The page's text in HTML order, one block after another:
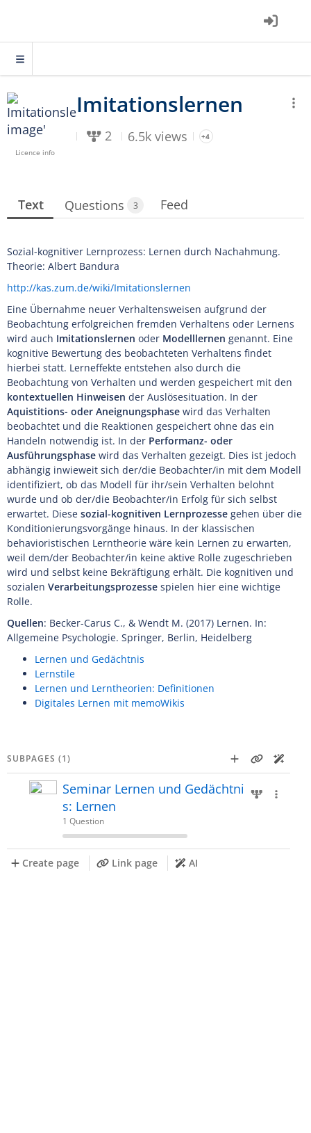
Licence info
2 6.5k views +4
Text Questions 3 Feed
Sozial-kognitiver Lernprozess: Lernen durch Nachahmung.
Theorie: Albert Bandura
http://kas.zum.de/wiki/Imitationslernen
Eine Übernahme neuer Verhaltensweisen aufgrund der
Beobachtung erfolgreichen fremden Verhaltens oder Lernens
wird auch Imitationslernen oder Modelllernen genannt. Eine
kognitive Bewertung des beobachteten Verhaltens findet
hierbei statt. Lerneffekte entstehen also durch die
Beobachtung von Verhalten und werden gespeichert mit den
kontextuellen Hinweisen der Auslösesituation. In der
Aquistitions- oder Aneignungsphase wird das Verhalten
beobachtet und die Reaktionen gespeichert ohne das ein
Handeln notwendig ist. In der Performanz- oder
Ausführungsphase wird das Verhalten gezeigt. Dies ist jedoch
abhängig inwieweit sich der/die Beobachter/in mit dem Modell
identifiziert, ob das Modell für ihr/sein Verhalten belohnt
wurde und ob der/die Beobachter/in Erfolg für sich selbst
erwartet. Diese sozial-kognitiven Lernprozesse gehen über die
Konditionierungsvorgänge hinaus. In der klassischen
behavioristischen Lerntheorie wäre kein Lernen zu erwarten,
weil dem/der Beobachter/in keine aktive Rolle zugeschrieben
wird und selbst keine Bekräftigung erhält. Die kognitiven und
sozialen Verarbeitungsprozesse spielen hier eine wichtige
Rolle.
Quellen: Becker-Carus C., & Wendt M. (2017) Lernen. In:
Allgemeine Psychologie. Springer, Berlin, Heidelberg
Lernen und Gedächtnis
Lernstile
Lernen und Lerntheorien: Definitionen
Digitales Lernen mit memoWikis
SUBPAGES (1)
Seminar Lernen und Gedächtni
s: Lernen
1 Question
Create page Link page AI